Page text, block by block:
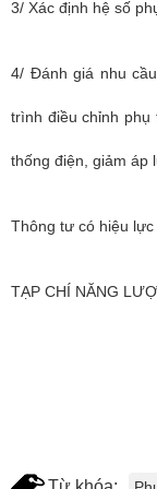
3/ Xác định hệ số
4/ Đánh giá nhu
trình điều chỉnh phụ
thống điện, giảm áp
Thông tư có hiệu lực
TẠP CHÍ NĂNG